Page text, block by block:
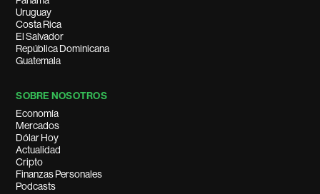
Uruguay
Costa Rica
El Salvador
República Dominicana
Guatemala
SOBRE NOSOTROS
Economía
Mercados
Dólar Hoy
Actualidad
Cripto
Finanzas Personales
Podcasts